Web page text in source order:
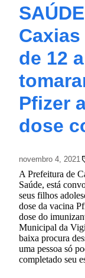
de 12
Pfizer
dose
novembro 4, 2021
A Prefeitura de
Saúde, está
seus filhos
dose da vacina
dose do
Municipal da
baixa procura
uma pessoa só
completado seu